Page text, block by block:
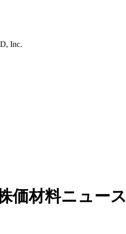
Inc.
価材料ニュース